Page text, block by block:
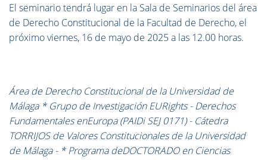
El seminario tendrá lugar en la Sala de Seminarios del área
de Derecho Constitucional de la Facultad de Derecho, el
próximo viernes, 16 de mayo de 2025 a las 12.00 horas.
Área de Derecho Constitucional de la Universidad de
Málaga * Grupo de Investigación EURights - Derechos
Fundamentales enEuropa (PAIDi SEJ 0171) - Cátedra
TORRIJOS de Valores Constitucionales de la Universidad
de Málaga - * Programa deDOCTORADO en Ciencias